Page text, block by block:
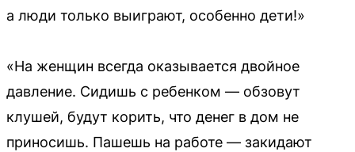
а люди только выиграют, особенно дети!»
«На женщин всегда оказывается двойное
давление. Сидишь с ребенком — обзовут
клушей, будут корить, что денег в дом не
приносишь. Пашешь на работе — закидают